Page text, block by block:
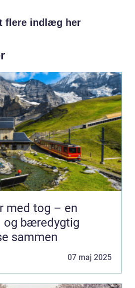
flere indlæg her
med tog – en
og bæredygtig
sammen
07 maj 2025